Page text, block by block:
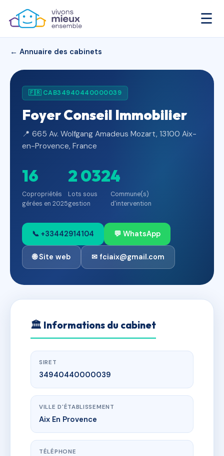
☰
← Annuaire des cabinets
🇫🇷 CAB34940440000039
Foyer Conseil Immobilier
📍 665 Av. Wolfgang Amadeus Mozart, 13100 Aix-
en-Provence, France
16
Copropriétés
gérées en 2025
2 032
Lots sous
gestion
4
Commune(s)
d'intervention
📞 +33442914104 💬 WhatsApp
🌐 Site web ✉ fciaix@gmail.com
🏛 Informations du cabinet
SIRET
34940440000039
VILLE D'ÉTABLISSEMENT
Aix En Provence
TÉLÉPHONE